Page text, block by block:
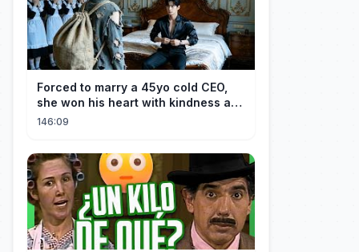
Forced to marry a 45yo cold CEO,
she won his heart with kindness and
was spoiled daily!
146:09